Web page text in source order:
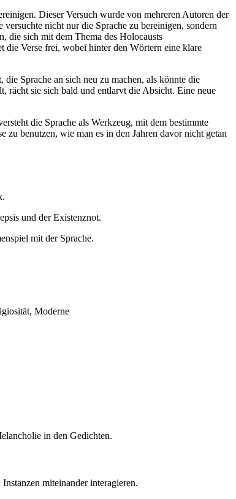
Dieser Versuch wurde von mehreren Autoren der
nicht nur die Sprache zu bereinigen, sondern
die sich mit dem Thema des Holocausts
die Verse frei, wobei hinter den Wörtern eine klare
Sprache an sich neu zu machen, als könnte die
rächt sie sich bald und entlarvt die Absicht. Eine neue
die Sprache als Werkzeug, mit dem bestimmte
benutzen, wie man es in den Jahren davor nicht getan
und der Existenznot.
mit der Sprache.
Moderne
in den Gedichten.
miteinander interagieren.